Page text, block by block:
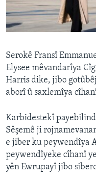
ÇAND Û HUNER
SERNIVÎS
Learning English
FOLLOW US
Zimanên Din
Serokê Fransî
Elysee mêvandarîya
Harris dike, jibo
aborî û saxlemîya
Karbidestekî
Sêşemê ji
e jiber ku peywendîya
peywendîyeke cîhanî
yên Ewrupayî jibo